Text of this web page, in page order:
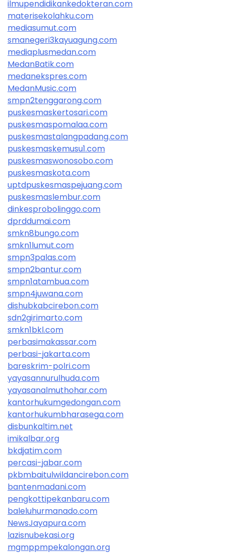
ilmupendidikankedokteran.com
materisekolahku.com
mediasumut.com
smanegeri3kayuagung.com
mediaplusmedan.com
MedanBatik.com
medanekspres.com
MedanMusic.com
smpn2tenggarong.com
puskesmaskertosari.com
puskesmaspomalaa.com
puskesmastalangpadang.com
puskesmaskemusu1.com
puskesmaswonosobo.com
puskesmaskota.com
uptdpuskesmaspejuang.com
puskesmaslembur.com
dinkesprobolinggo.com
dprddumai.com
smkn8bungo.com
smkn1lumut.com
smpn3palas.com
smpn2bantur.com
smpn1atambua.com
smpn4juwana.com
dishubkabcirebon.com
sdn2girimarto.com
smkn1bkl.com
perbasimakassar.com
perbasi-jakarta.com
bareskrim-polri.com
yayasannurulhuda.com
yayasanalmuthohar.com
kantorhukumgedongan.com
kantorhukumbharasega.com
disbunkaltim.net
imikalbar.org
bkdjatim.com
percasi-jabar.com
pkbmbaitulwildancirebon.com
bantenmadani.com
pengkottipekanbaru.com
baleluhurmanado.com
NewsJayapura.com
lazisnubekasi.org
mgmppmpekalongan.org